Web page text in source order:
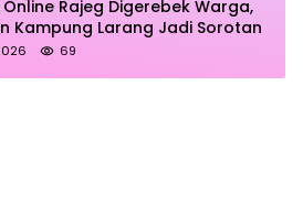
Rajeg Digerebek Warga,
Kampung Larang Jadi Sorotan
69